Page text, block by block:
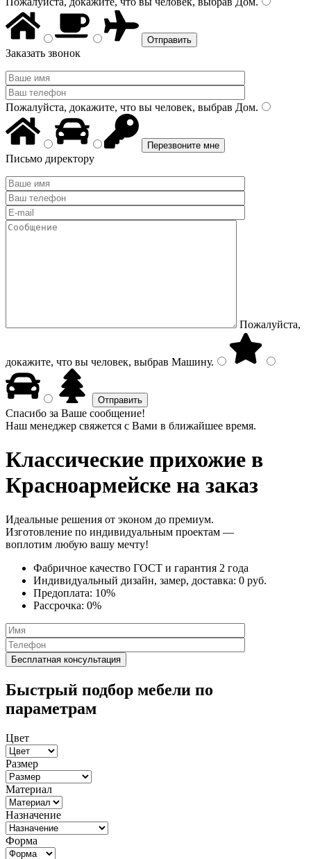
Заказать звонок
Пожалуйста, докажите, что вы человек, выбрав Дом.
Письмо директору
Пожалуйста,
докажите, что вы человек, выбрав Машину.
Спасибо за Ваше сообщение!
Наш менеджер свяжется с Вами в ближайшее время.
Классические прихожие в
Красноармейске на заказ
Идеальные решения от эконом до премиум.
Изготовление по индивидуальным проектам —
воплотим любую вашу мечту!
Фабричное качество ГОСТ и гарантия 2 года
Индивидуальный дизайн, замер, доставка: 0 руб.
Предоплата: 10%
Рассрочка: 0%
Быстрый подбор мебели по
параметрам
Цвет
Размер
Материал
Назначение
Форма